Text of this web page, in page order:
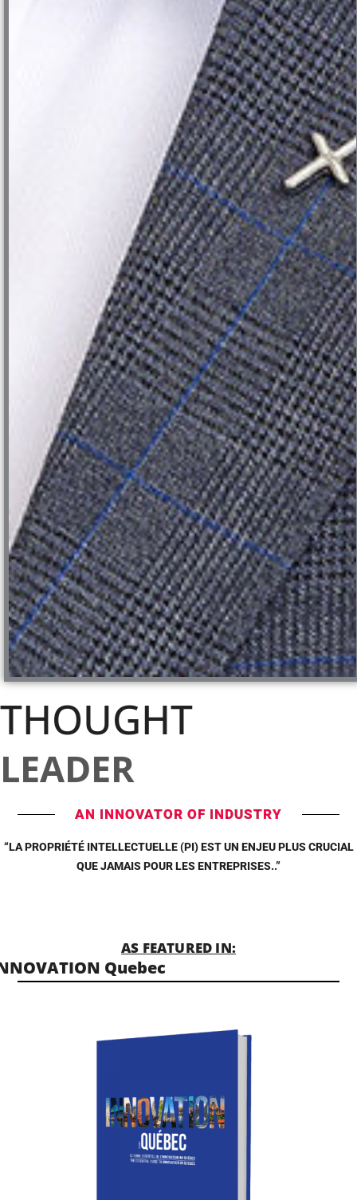
THOUGHT
LEADER
AN INNOVATOR OF INDUSTRY
“LA PROPRIÉTÉ INTELLECTUELLE (PI) EST UN ENJEU PLUS CRUCIAL
QUE JAMAIS POUR LES ENTREPRISES..”
AS FEATURED IN:
Quebec